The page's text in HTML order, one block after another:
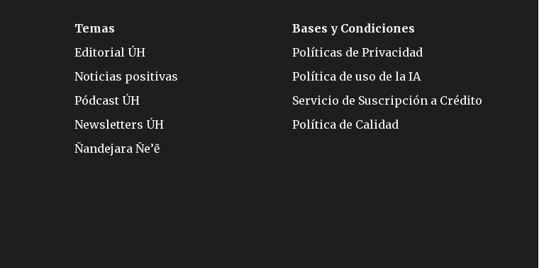
Temas
Editorial ÚH
Noticias positivas
Pódcast ÚH
Newsletters ÚH
Ñandejara Ñe’ẽ
Bases y Condiciones
Políticas de Privacidad
Política de uso de la IA
Servicio de Suscripción a Crédito
Política de Calidad